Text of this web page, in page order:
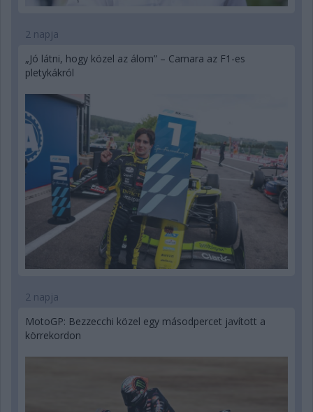
2 napja
„Jó látni, hogy közel az álom” – Camara az F1-es
pletykákról
2 napja
MotoGP: Bezzecchi közel egy másodpercet javított a
körrekordon